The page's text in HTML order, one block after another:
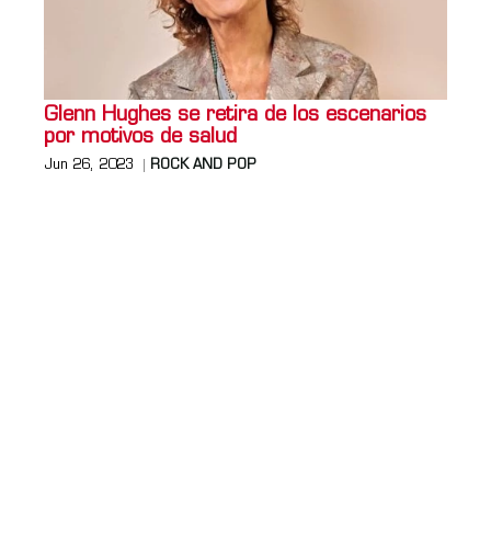
Glenn Hughes se retira de los escenarios
por motivos de salud
Jun 26, 2023 ROCK AND POP